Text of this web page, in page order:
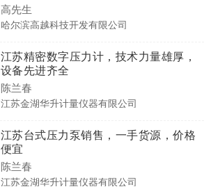
高先生
哈尔滨高越科技开发有限公司
江苏精密数字压力计，技术力量雄厚，
设备先进齐全
陈兰春
江苏金湖华升计量仪器有限公司
江苏台式压力泵销售，一手货源，价格
便宜
陈兰春
江苏金湖华升计量仪器有限公司